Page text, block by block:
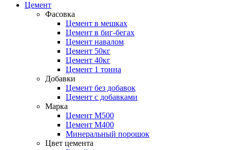
Цемент
Фасовка
Цемент в мешках
Цемент в биг-бегах
Цемент навалом
Цемент 50кг
Цемент 40кг
Цемент 1 тонна
Добавки
Цемент без добавок
Цемент с добавками
Марка
Цемент М500
Цемент М400
Минеральный порошок
Цвет цемента